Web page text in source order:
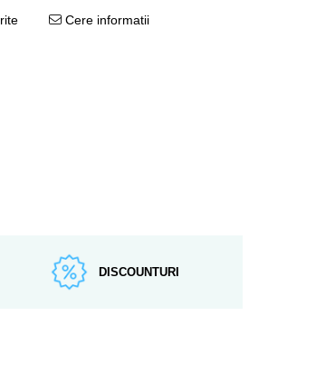
Cere informatii
DISCOUNTURI